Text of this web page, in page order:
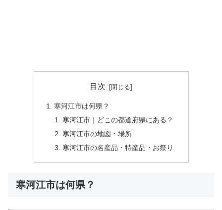
目次
寒河江市は何県？
寒河江市｜どこの都道府県にある？
寒河江市の地図・場所
寒河江市の名産品・特産品・お祭り
寒河江市は何県？